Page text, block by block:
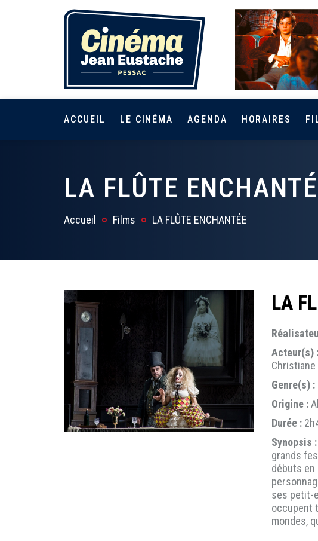
ACCUEIL LE CINÉMA AGENDA HORAIRES
LA FLÛTE
Accueil Films LA FLÛTE ENCHANTÉE
LA
Acteur(s) :
Christiane
Genre(s) :
Origine :
Durée :
Synopsis :
grands
débuts en
ses petit-
occupent
mondes,